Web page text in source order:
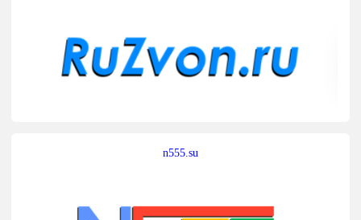
n555.su